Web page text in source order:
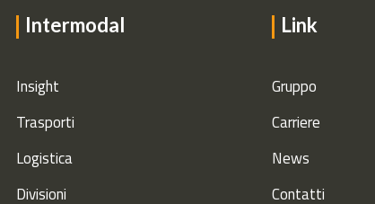
Intermodal
Insight
Trasporti
Logistica
Divisioni
Link
Gruppo
Carriere
News
Contatti